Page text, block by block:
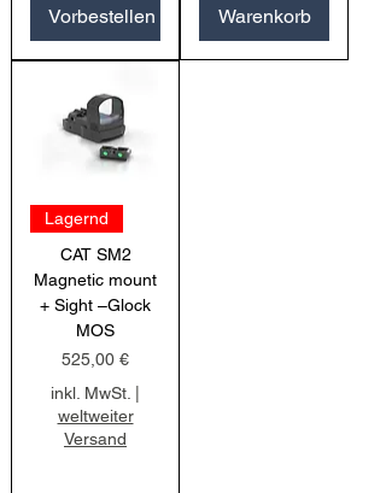
Vorbestellen
Warenkorb
Lagernd
CAT SM2
Magnetic mount
+ Sight –Glock
MOS
Preis
525,00 €
inkl. MwSt.
weltweiter
Versand